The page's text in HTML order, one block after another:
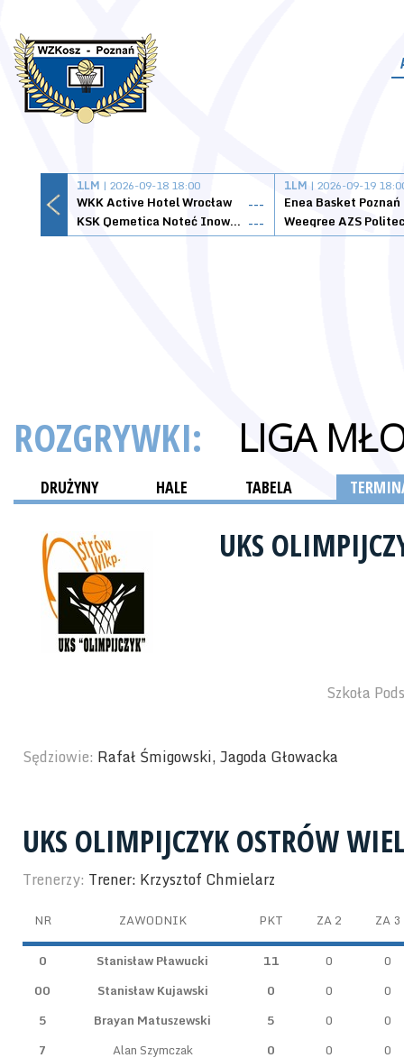
1LM | 2026-09-18 18:00
WKK Active Hotel Wrocław
---
KSK Qemetica Noteć Inowrocław ---
1LM | 2026-09-19
Enea Basket Poznań
ROZGRYWKI: LIGA
DRUŻYNY HALE TABELA
UKS
Szkoła
Sędziowie: Rafał Śmigowski, Jagoda Głowacka
UKS OLIMPIJCZYK OSTRÓW
Trenerzy: Trener: Krzysztof Chmielarz
NR ZAWODNIK PKT ZA 2 ZA 3
0 Stanisław Pławucki 11 0
0
00
Stanisław Kujawski 0 0
0
5
Brayan Matuszewski 5 0
0
7
Alan Szymczak 0 0
0